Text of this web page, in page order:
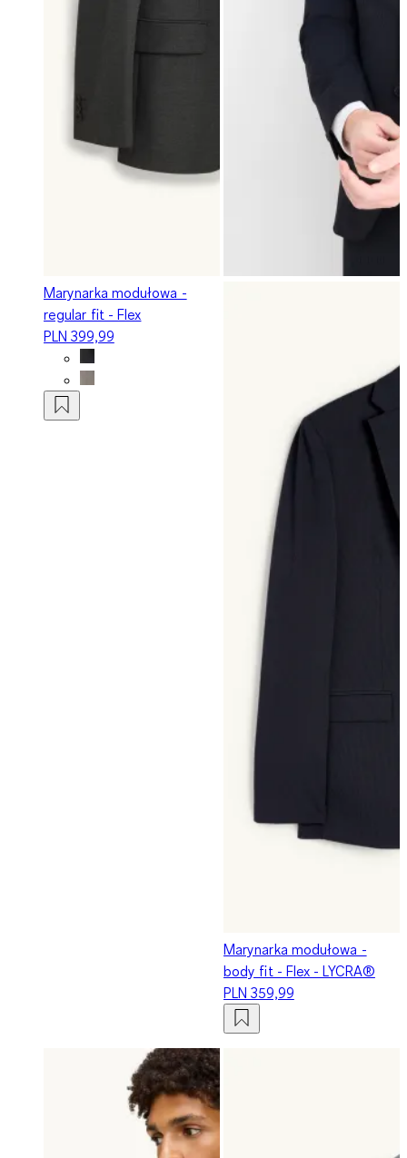
Marynarka modułowa -
regular fit - Flex
PLN 399,99
Marynarka modułowa -
body fit - Flex - LYCRA®
PLN 359,99